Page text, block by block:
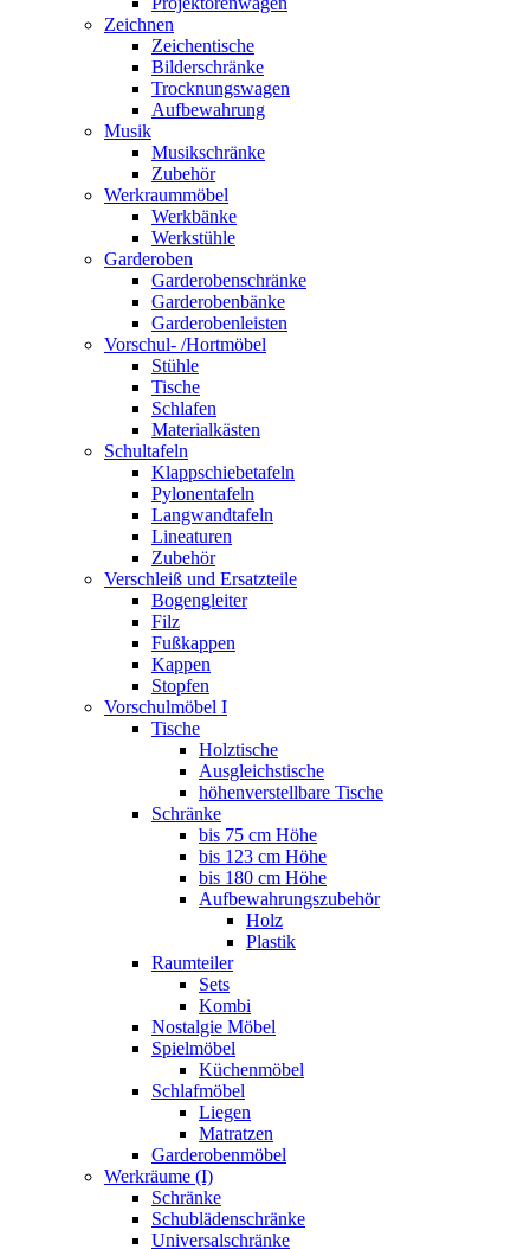
Zeichnen
Zeichentische
Bilderschränke
Trocknungswagen
Aufbewahrung
Musik
Musikschränke
Zubehör
Werkraummöbel
Werkbänke
Werkstühle
Garderoben
Garderobenschränke
Garderobenbänke
Garderobenleisten
Vorschul- /Hortmöbel
Stühle
Tische
Schlafen
Materialkästen
Schultafeln
Klappschiebetafeln
Pylonentafeln
Langwandtafeln
Lineaturen
Zubehör
Verschleiß und Ersatzteile
Bogengleiter
Filz
Fußkappen
Kappen
Stopfen
Vorschulmöbel I
Tische
Holztische
Ausgleichstische
höhenverstellbare Tische
Schränke
bis 75 cm Höhe
bis 123 cm Höhe
bis 180 cm Höhe
Aufbewahrungszubehör
Holz
Plastik
Raumteiler
Sets
Kombi
Nostalgie Möbel
Spielmöbel
Küchenmöbel
Schlafmöbel
Liegen
Matratzen
Garderobenmöbel
Werkräume (I)
Schränke
Schublädenschränke
Universalschränke